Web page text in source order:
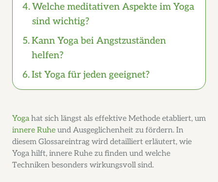
Welche meditativen Aspekte im Yoga
sind wichtig?
Kann Yoga bei Angstzuständen
helfen?
Ist Yoga für jeden geeignet?
Yoga hat sich längst als effektive Methode etabliert, um
innere Ruhe und Ausgeglichenheit zu fördern. In
diesem Glossareintrag wird detailliert erläutert, wie
Yoga hilft, innere Ruhe zu finden und welche
Techniken besonders wirkungsvoll sind.